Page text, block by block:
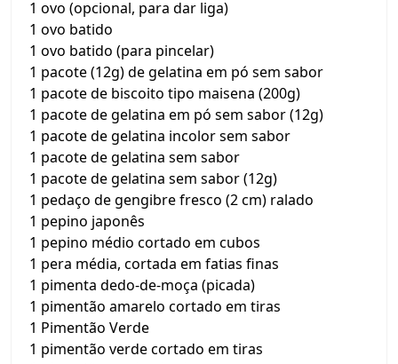
1 ovo (opcional, para dar liga)
1 ovo batido
1 ovo batido (para pincelar)
1 pacote (12g) de gelatina em pó sem sabor
1 pacote de biscoito tipo maisena (200g)
1 pacote de gelatina em pó sem sabor (12g)
1 pacote de gelatina incolor sem sabor
1 pacote de gelatina sem sabor
1 pacote de gelatina sem sabor (12g)
1 pedaço de gengibre fresco (2 cm) ralado
1 pepino japonês
1 pepino médio cortado em cubos
1 pera média, cortada em fatias finas
1 pimenta dedo-de-moça (picada)
1 pimentão amarelo cortado em tiras
1 Pimentão Verde
1 pimentão verde cortado em tiras